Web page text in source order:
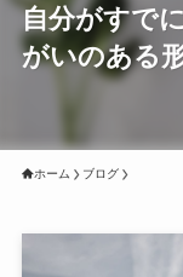
自分がすで
がいのある
ホーム ブログ